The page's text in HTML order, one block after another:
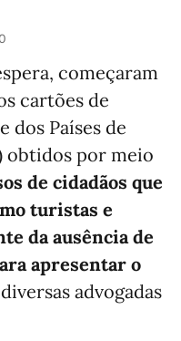
começaram
cartões de
dos Países de
obtidos por meio
de cidadãos que
turistas e
da ausência de
apresentar o
advogadas